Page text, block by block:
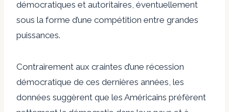
démocratiques et autoritaires, éventuellement
sous la forme d’une compétition entre grandes
puissances.
Contrairement aux craintes d’une récession
démocratique de ces dernières années, les
données suggèrent que les Américains préfèrent